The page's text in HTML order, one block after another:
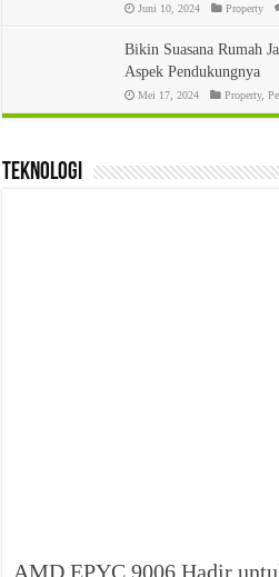
Juni 10, 2024 Property
Bikin Suasana Rumah
Aspek Pendukungnya
Mei 17, 2024 Property,
teknologi
AMD EPYC 9006 Hadir